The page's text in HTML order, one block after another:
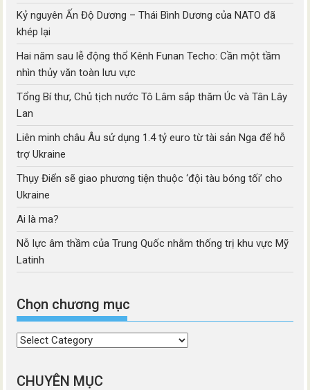
Kỷ nguyên Ấn Độ Dương – Thái Bình Dương của NATO đã
khép lại
Hai năm sau lễ động thổ Kênh Funan Techo: Cần một tầm
nhìn thủy văn toàn lưu vực
Tổng Bí thư, Chủ tịch nước Tô Lâm sắp thăm Úc và Tân Lây
Lan
Liên minh châu Âu sử dụng 1.4 tỷ euro từ tài sản Nga để hỗ
trợ Ukraine
Thụy Điển sẽ giao phương tiện thuộc ‘đội tàu bóng tối’ cho
Ukraine
Ai là ma?
Nỗ lực âm thầm của Trung Quốc nhằm thống trị khu vực Mỹ
Latinh
Chọn chương mục
Chọn
mục
CHUYÊN MỤC